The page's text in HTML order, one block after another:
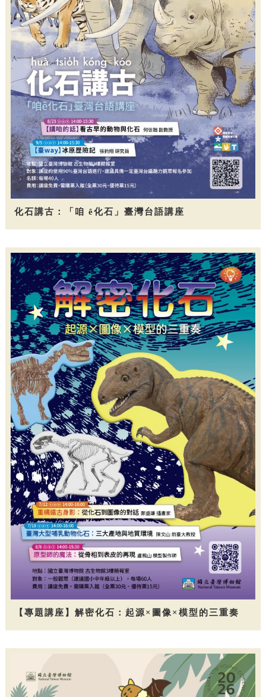
化石講古：「咱 ê化石」臺灣台語講座
【專題講座】解密化石：起源×圖像×模型的三重奏